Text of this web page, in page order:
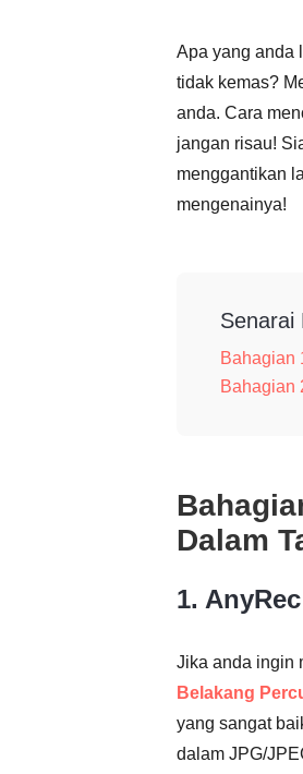
Apa yang anda
tidak kemas?
anda. Cara
jangan risau!
menggantikan
mengenainya!
Senarai
Bahagian
Bahagian
Dalam
1.
Jika anda ingin
Belakang
yang sangat
dalam JPG/